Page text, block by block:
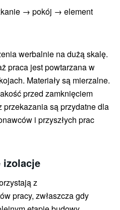
→ pokój → element
werbalnie na dużą skalę.
praca jest powtarzana w
Materiały są mierzalne.
przed zamknięciem
są przydatne dla
i przyszłych prac
izolacje
z
pracy, zwłaszcza gdy